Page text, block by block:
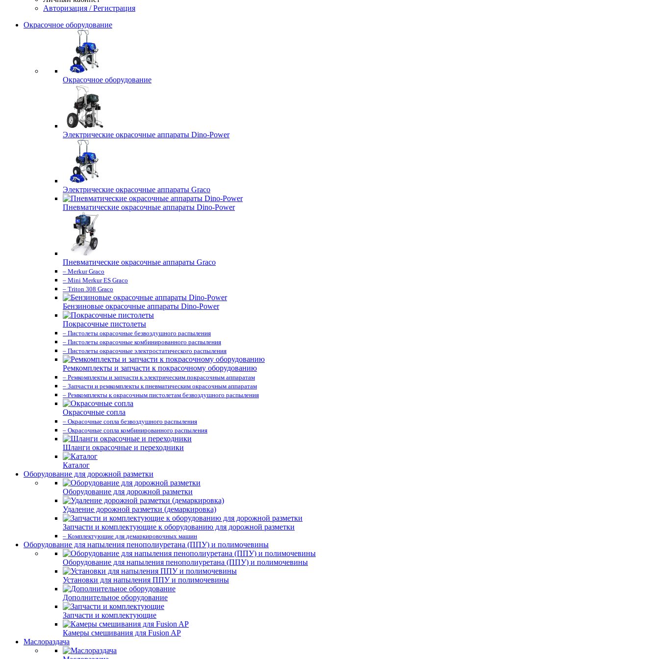
Авторизация / Регистрация
Окрасочное оборудование
Окрасочное оборудование
Электрические окрасочные аппараты Dino-Power
Электрические окрасочные аппараты Graco
Пневматические окрасочные аппараты Dino-Power
Пневматические окрасочные аппараты Graco
– Merkur Graco
– Mini Merkur ES Graco
– Triton 308 Graco
Бензиновые окрасочные аппараты Dino-Power
Покрасочные пистолеты
– Пистолеты окрасочные безвоздушного распыления
– Пистолеты окрасочные комбинированного распыления
– Пистолеты окрасочные электростатического распыления
Ремкомплекты и запчасти к покрасочному оборудованию
– Ремкомплекты и запчасти к электрическим покрасочным аппаратам
– Запчасти и ремкомплекты к пневматическим окрасочным аппаратам
– Ремкомплекты к окрасочным пистолетам безвоздушного распыления
Окрасочные сопла
– Окрасочные сопла безвоздушного распыления
– Окрасочные сопла комбинированного распыления
Шланги окрасочные и переходники
Каталог
Оборудование для дорожной разметки
Оборудование для дорожной разметки
Удаление дорожной разметки (демаркировка)
Запчасти и комплектующие к оборудованию для дорожной разметки
– Комплектующие для демаркировочных машин
Оборудование для напыления пенополиуретана (ППУ) и полимочевины
Оборудование для напыления пенополиуретана (ППУ) и полимочевины
Установки для напыления ППУ и полимочевины
Дополнительное оборудование
Запчасти и комплектующие
Камеры смешивания для Fusion AP
Маслораздача